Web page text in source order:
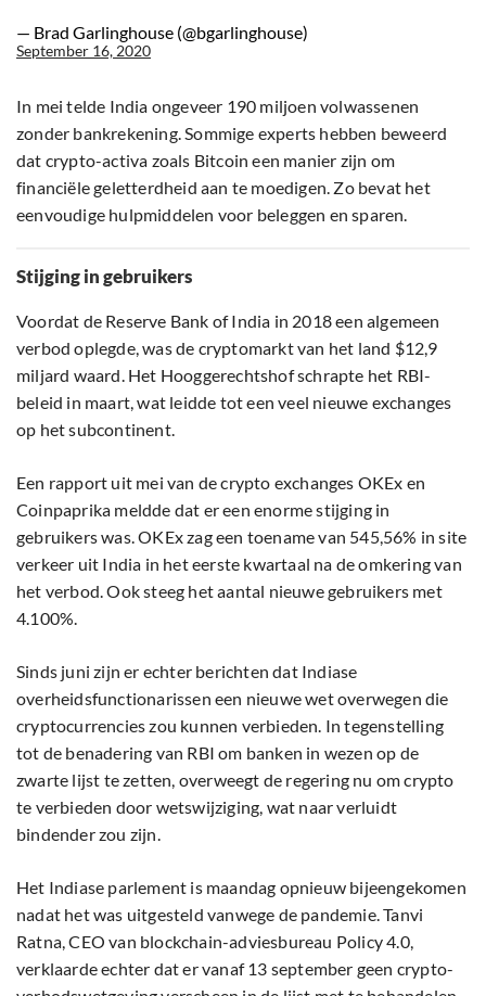
— Brad Garlinghouse (@bgarlinghouse)
September 16, 2020
In mei telde India ongeveer 190 miljoen volwassenen
zonder bankrekening. Sommige experts hebben beweerd
dat crypto-activa zoals Bitcoin een manier zijn om
financiële geletterdheid aan te moedigen. Zo bevat het
eenvoudige hulpmiddelen voor beleggen en sparen.
Stijging in gebruikers
Voordat de Reserve Bank of India in 2018 een algemeen
verbod oplegde, was de cryptomarkt van het land $12,9
miljard waard. Het Hooggerechtshof schrapte het RBI-
beleid in maart, wat leidde tot een veel nieuwe exchanges
op het subcontinent.
Een rapport uit mei van de crypto exchanges OKEx en
Coinpaprika meldde dat er een enorme stijging in
gebruikers was. OKEx zag een toename van 545,56% in site
verkeer uit India in het eerste kwartaal na de omkering van
het verbod. Ook steeg het aantal nieuwe gebruikers met
4.100%.
Sinds juni zijn er echter berichten dat Indiase
overheidsfunctionarissen een nieuwe wet overwegen die
cryptocurrencies zou kunnen verbieden. In tegenstelling
tot de benadering van RBI om banken in wezen op de
zwarte lijst te zetten, overweegt de regering nu om crypto
te verbieden door wetswijziging, wat naar verluidt
bindender zou zijn.
Het Indiase parlement is maandag opnieuw bijeengekomen
nadat het was uitgesteld vanwege de pandemie. Tanvi
Ratna, CEO van blockchain-adviesbureau Policy 4.0,
verklaarde echter dat er vanaf 13 september geen crypto-